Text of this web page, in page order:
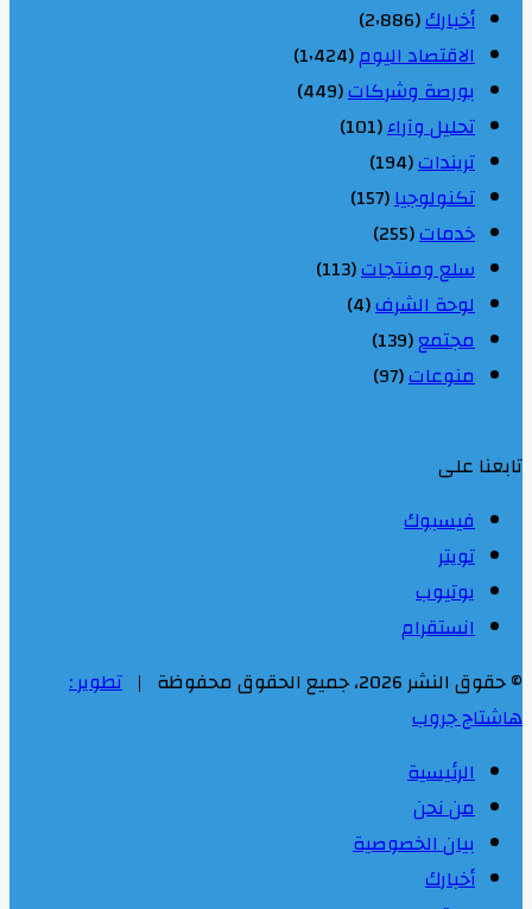
أخبارك(2٬886)
الاقتصاد اليوم(1٬424)
بورصة وشركات(449)
تحليل وآراء(101)
تريندات(194)
تكنولوجيا(157)
خدمات(255)
سلع ومنتجات(113)
لوحة الشرف(4)
مجتمع(139)
منوعات(97)
تابعنا على
فيسبوك
تويتر
يوتيوب
انستقرام
© حقوق النشر 2026، جميع الحقوق محفوظة |
تطوير :
هاشتاج جروب
الرئيسية
من نحن
بيان الخصوصية
أخبارك